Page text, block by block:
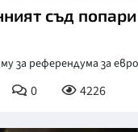
съд
за референдума за
0 4226